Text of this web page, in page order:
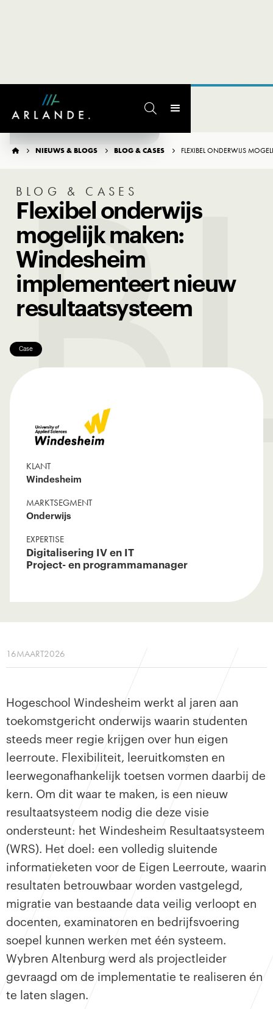

  NIEUWS & BLOGS  BLOG & CASES  FLEXIBEL ONDERWIJS
BLOG & CASES
Flexibel onderwijs
mogelijk maken:
Windesheim
implementeert nieuw
resultaatsysteem
Case
KLANT
Windesheim
MARKTSEGMENT
Onderwijs
EXPERTISE
Digitalisering IV en IT
Project- en programmamanager
16MAART2026
Hogeschool Windesheim werkt al jaren aan
toekomstgericht onderwijs waarin studenten
steeds meer regie krijgen over hun eigen
leerroute. Flexibiliteit, leeruitkomsten en
leerwegonafhankelijk toetsen vormen daarbij de
kern. Om dit waar te maken, is een nieuw
resultaatsysteem nodig die deze visie
ondersteunt: het Windesheim Resultaatsysteem
(WRS). Het doel: een volledig sluitende
informatieketen voor de Eigen Leerroute, waarin
resultaten betrouwbaar worden vastgelegd,
migratie van bestaande data veilig verloopt en
docenten, examinatoren en bedrijfsvoering
soepel kunnen werken met één systeem.
Wybren Altenburg werd als projectleider
gevraagd om de implementatie te realiseren én
te laten slagen.